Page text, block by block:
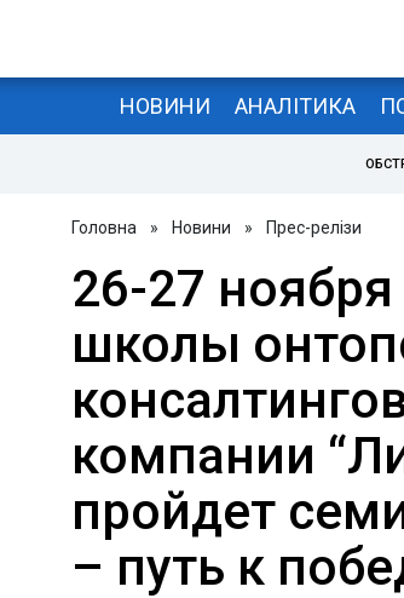
НОВИНИ АНАЛІТИКА
Головна » Новини » Прес-релізи
26-27
школы
компании
пройдет
– путь к